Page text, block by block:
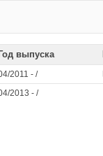
Год выпуска
2011 - /
2013 - /